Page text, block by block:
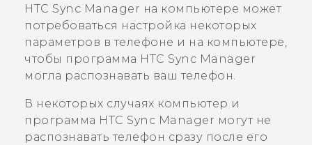
HTC Sync Manager на компьютере может
потребоваться настройка некоторых
параметров в телефоне и на компьютере,
чтобы программа HTC Sync Manager
могла распознавать ваш телефон.
В некоторых случаях компьютер и
программа HTC Sync Manager могут не
распознавать телефон сразу после его